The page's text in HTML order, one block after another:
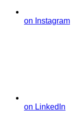
on Instagram
on LinkedIn